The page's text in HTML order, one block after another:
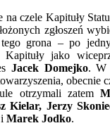
na czele Kapituły
zgłoszeń
grona – po
jako
Jacek Domejko. W
obecnie
otrzymali zatem
Kielar, Jerzy
i Marek Jodko.